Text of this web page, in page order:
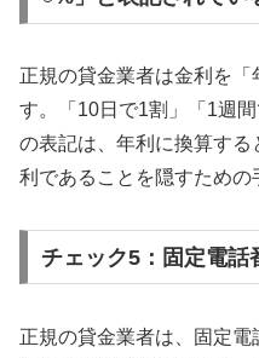
正規の貸金業者は金利を
す。「10日で1割」「1週
の表記は、年利に換算す
利であることを隠すための
チェック5：固定電話
正規の貸金業者は、固定